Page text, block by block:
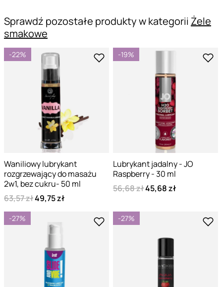
Sprawdź pozostałe produkty w kategorii Żele
smakowe
-22%
Waniliowy lubrykant
rozgrzewający do masażu
2w1, bez cukru- 50 ml
63,57 zł49,75 zł
-19%
Lubrykant jadalny - JO
Raspberry - 30 ml
56,68 zł45,68 zł
-27% -27%